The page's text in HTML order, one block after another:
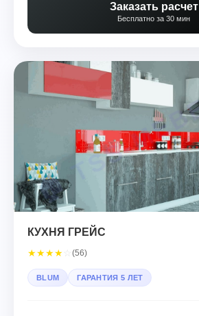
Заказать расчет
Бесплатно за 30 мин
КУХНЯ ГРЕЙС
★★★★ (56)
BLUM ГАРАНТИЯ 5 ЛЕТ